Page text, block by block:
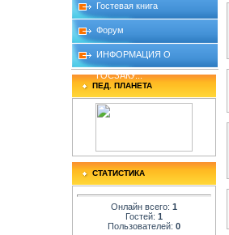
Гостевая книга
Форум
ИНФОРМАЦИЯ О
ГОСЗАКУ...
ПЕД. ПЛАНЕТА
СТАТИСТИКА
Онлайн всего: 1
Гостей: 1
Пользователей: 0